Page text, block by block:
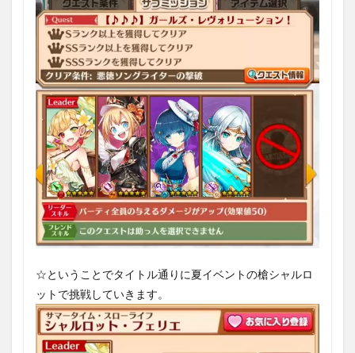
☆ということでタイトル通りに夏イベントの槍シャルロ
ットで挑戦していきます。